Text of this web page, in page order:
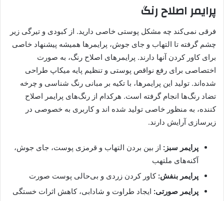
پرایمر اصلاح رنگ
فرقی نمی‌کند چه مشکل پوستی خاصی دارید. از کبودی و تیرگی زیر
چشم گرفته تا التهاب و جای جوش، پرایمرها همیشه پیشنهاد خاصی
برای کاور کردن آنها دارند. پرایمرهای اصلاح رنگ، به صورت
اختصاصی برای رفع نواقص پوستی و تنظیم پایه میکاپ طراحی
شده‌اند. تولید این پرایمرها، با تکیه بر مبانی رنگ شناسی و چرخه
تضاد رنگ‌ها انجام گرفته است. هرکدام از رنگ‌های پرایمر اصلاح
کننده، به منظور خاصی تولید شده اند و کاربری به خصوصی در
زیرسازی آرایش دارند.
پرایمر سبز: از بین بردن التهاب و قرمزی پوست، جای جوش،
آکنه‌های ملتهب
پرایمر بنفش: کاور کردن زردی و بی‌حالی پوست صورت
پرایمر صورتی: ایجاد طراوت و شادابی، کاهش اثرات خستگی